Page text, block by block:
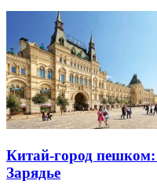
Китай-город
Зарядье